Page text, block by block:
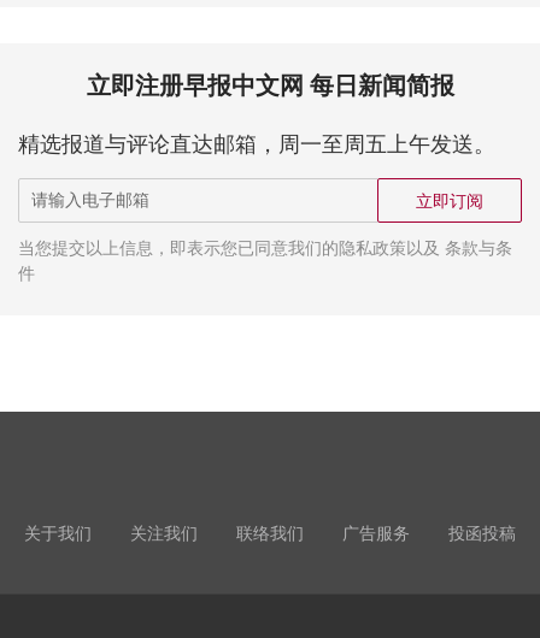
立即注册早报中文网 每日新闻简报
精选报道与评论直达邮箱，周一至周五上午发送。
立即订阅
当您提交以上信息，即表示您已同意我们的隐私政策以及 条款与条
件
关于我们 关注我们 联络我们 广告服务 投函投稿